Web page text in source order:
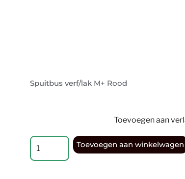
Spuitbus verf/lak M+ Rood
Toevoegen aan
Toevoegen aan winkelwagen